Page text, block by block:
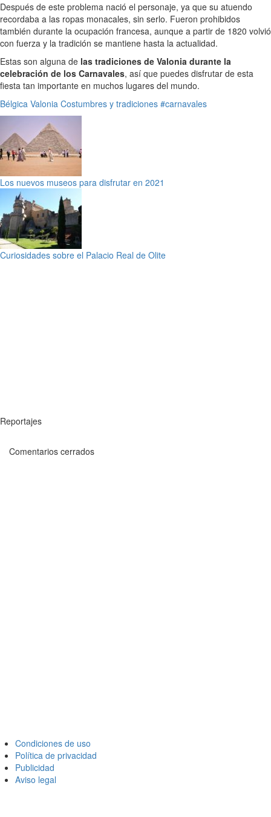
Después de este problema nació el personaje, ya que su atuendo
recordaba a las ropas monacales, sin serlo. Fueron prohibidos
también durante la ocupación francesa, aunque a partir de 1820 volvió
con fuerza y la tradición se mantiene hasta la actualidad.
Estas son alguna de las tradiciones de Valonia durante la
celebración de los Carnavales, así que puedes disfrutar de esta
fiesta tan importante en muchos lugares del mundo.
Bélgica Valonia Costumbres y tradiciones #carnavales
Los nuevos museos para disfrutar en 2021
Curiosidades sobre el Palacio Real de Olite
Reportajes
Comentarios cerrados
Condiciones de uso
Política de privacidad
Publicidad
Aviso legal